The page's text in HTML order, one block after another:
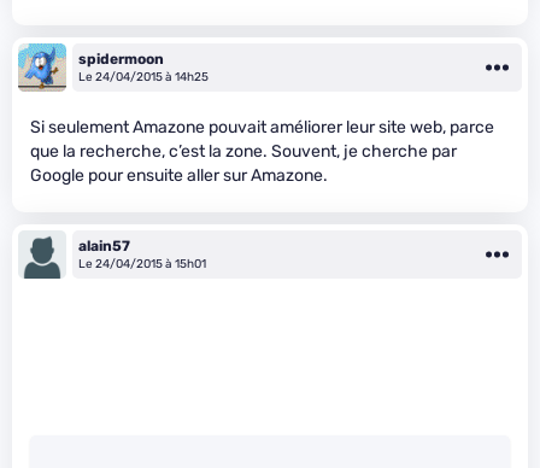
spidermoon
Le 24/04/2015 à 14h25
Si seulement Amazone pouvait améliorer leur site web, parce
que la recherche, c’est la zone. Souvent, je cherche par
Google pour ensuite aller sur Amazone.
alain57
Le 24/04/2015 à 15h01